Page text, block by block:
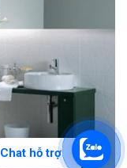
Chat hỗ trợ